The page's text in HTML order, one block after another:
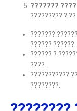
???????
????????? ?
???????
?????? ??????.
?????? ?
????.
???????????
????????.